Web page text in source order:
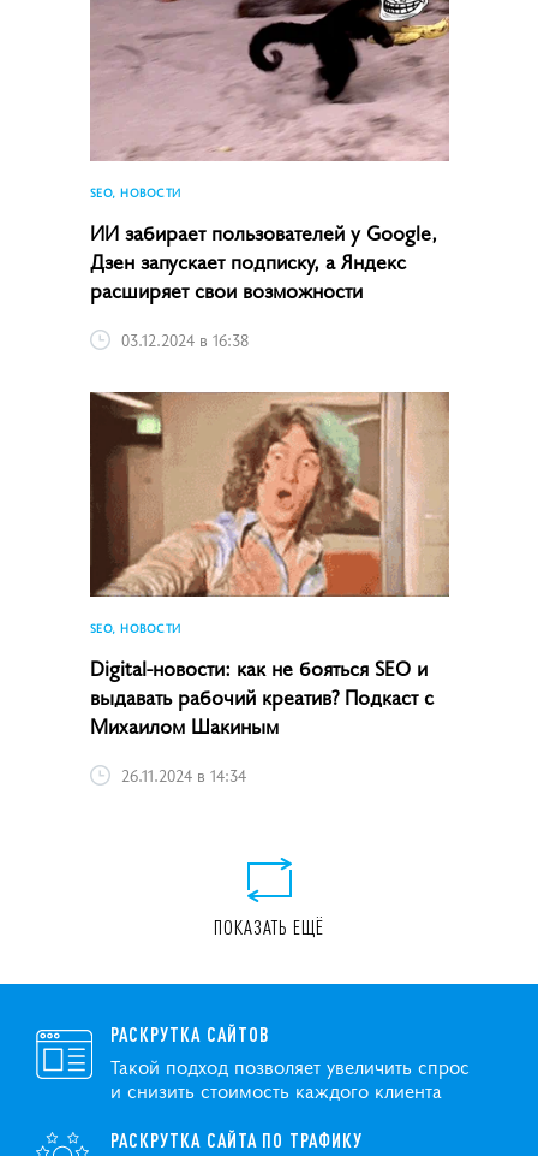
SEO, НОВОСТИ
ИИ забирает пользователей у Google,
Дзен запускает подписку, а Яндекс
расширяет свои возможности
03.12.2024 в 16:38
SEO, НОВОСТИ
Digital-новости: как не бояться SEO и
выдавать рабочий креатив? Подкаст с
Михаилом Шакиным
26.11.2024 в 14:34
ПОКАЗАТЬ ЕЩЁ
РАСКРУТКА САЙТОВ
Такой подход позволяет увеличить спрос
и снизить стоимость каждого клиента
РАСКРУТКА САЙТА ПО ТРАФИКУ